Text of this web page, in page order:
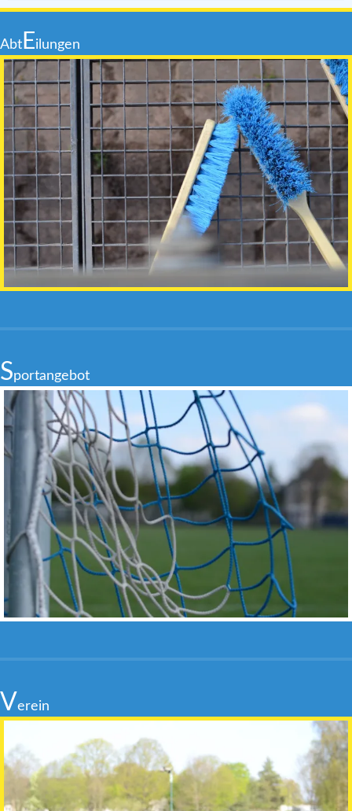
Abt Eilungen
Sportangebot
Verein